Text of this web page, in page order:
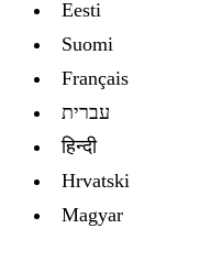
Eesti
Suomi
Français
עברית
हिन्दी
Hrvatski
Magyar